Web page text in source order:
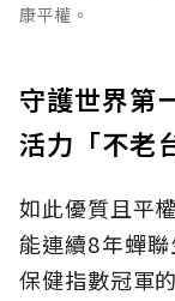
康平權。
守護世界第
活力「不老
如此優質且平
能連續8年蟬
保健指數冠軍